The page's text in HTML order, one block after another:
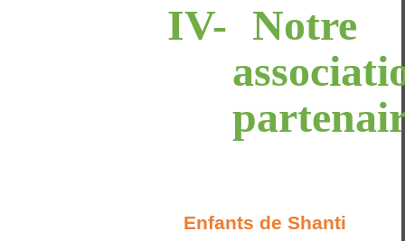
IV- Notre
Enfants de Shanti